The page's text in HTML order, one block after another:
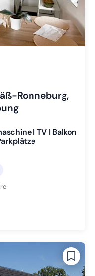
1 wechseln
2 wechseln
3 wechseln
4 wechseln
5 wechseln
6 wechseln
Ronneburg,
I TV I Balkon